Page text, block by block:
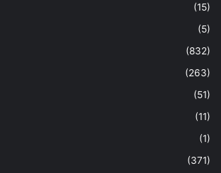
(15)
(5)
(832)
(263)
(51)
(11)
(1)
(371)